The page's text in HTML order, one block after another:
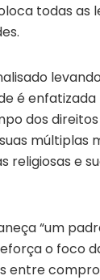
todas as
é
dos
múltiplas
religiosas e
“um
o foco
entre